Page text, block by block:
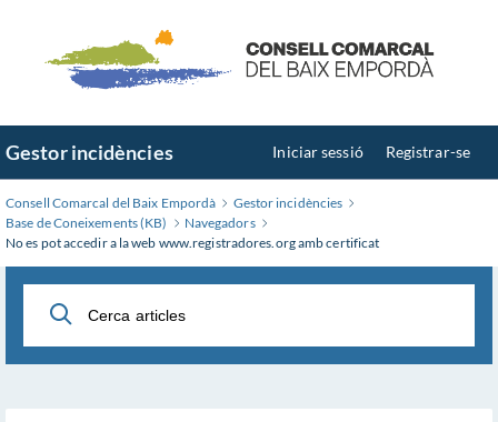
contingut
Gestor incidències Iniciar sessió Registrar-se
Consell Comarcal del Baix Empordà
Gestor incidències
Base de Coneixements (KB)
Navegadors
No es pot accedir a la web www.registradores.org amb certificat